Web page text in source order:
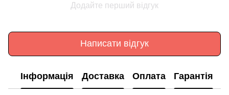
Додайте перший відгук
Написати відгук
Інформація Доставка Оплата Гарантія